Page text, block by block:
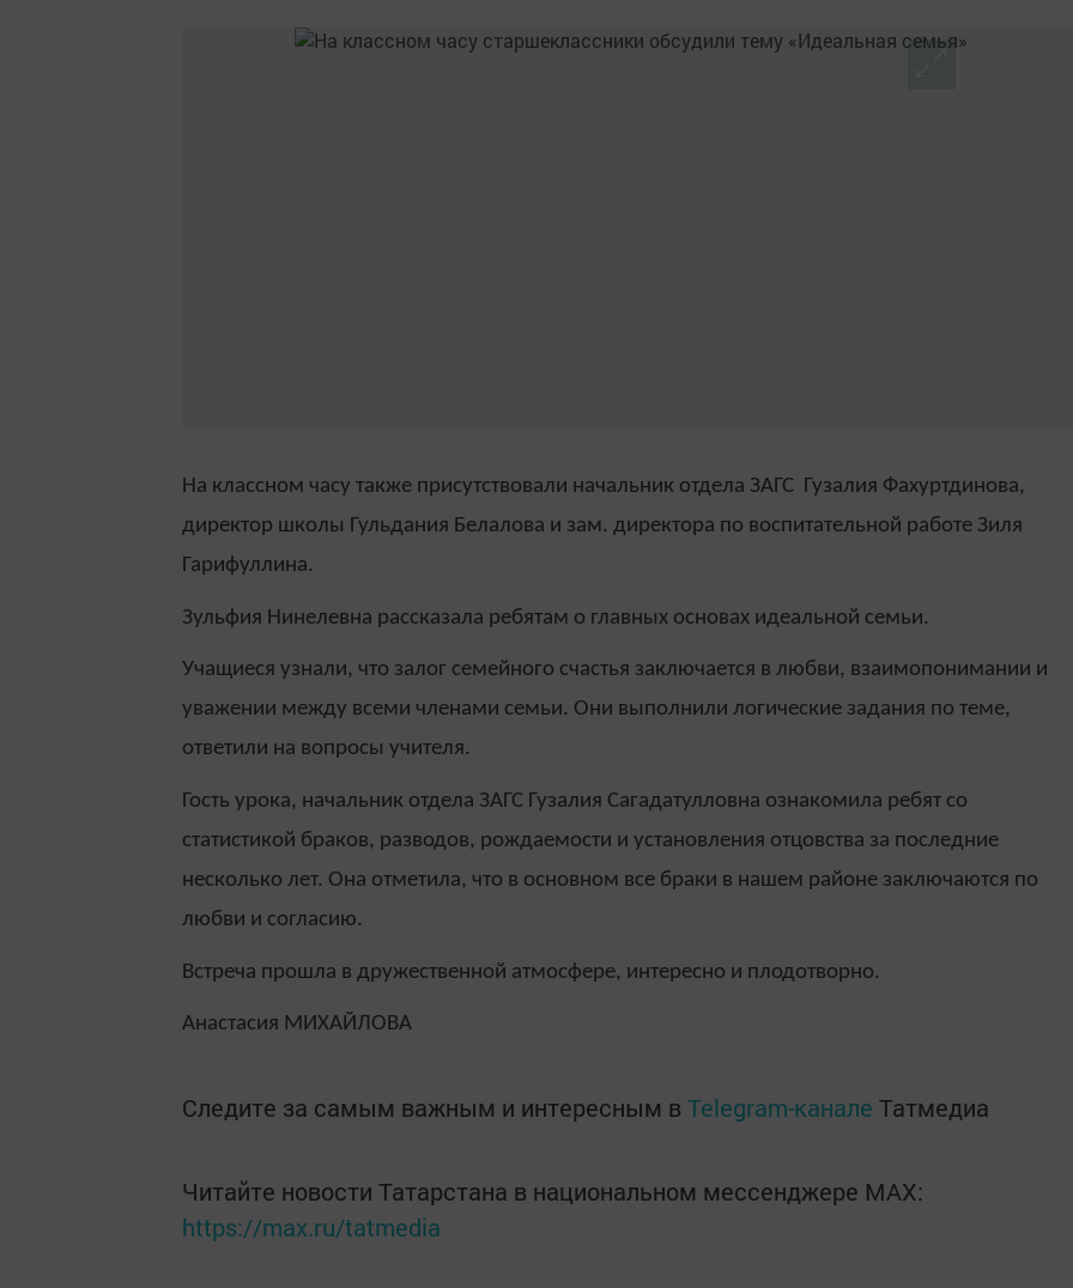
На классном часу также присутствовали начальник отдела ЗАГС Гузалия Фахуртдинова,
директор школы Гульдания Белалова и зам. директора по воспитательной работе Зиля
Гарифуллина.
Зульфия Нинелевна рассказала ребятам о главных основах идеальной семьи.
Учащиеся узнали, что залог семейного счастья заключается в любви, взаимопонимании и
уважении между всеми членами семьи. Они выполнили логические задания по теме,
ответили на вопросы учителя.
Гость урока, начальник отдела ЗАГС Гузалия Сагадатулловна ознакомила ребят со
статистикой браков, разводов, рождаемости и установления отцовства за последние
несколько лет. Она отметила, что в основном все браки в нашем районе заключаются по
любви и согласию.
Встреча прошла в дружественной атмосфере, интересно и плодотворно.
Анастасия МИХАЙЛОВА
Следите за самым важным и интересным в Telegram-канале Татмедиа
Читайте новости Татарстана в национальном мессенджере MАХ:
https://max.ru/tatmedia